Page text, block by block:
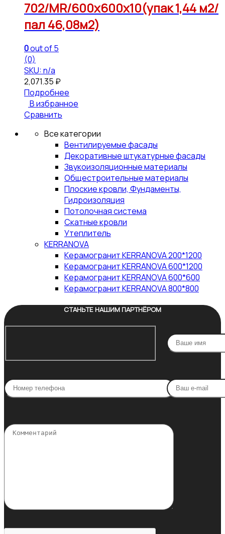
702/MR/600x600x10(упак 1,44 м2/
пал 46,08м2)
0out of 5
(0)
SKU: n/a
2,071.35 ₽
Подробнее
В избранное
Сравнить
Все категории
Вентилируемые фасады
Декоративные штукатурные фасады
Звукоизоляционные материалы
Общестроительные материалы
Плоские кровли, Фундаменты,
Гидроизоляция
Потолочная система
Скатные кровли
Утеплитель
KERRANOVA
Керамогранит KERRANOVA 200*1200
Керамогранит KERRANOVA 600*1200
Керамогранит KERRANOVA 600*600
Керамогранит KERRANOVA 800*800
СТАНЬТЕ НАШИМ ПАРТНЁРОМ